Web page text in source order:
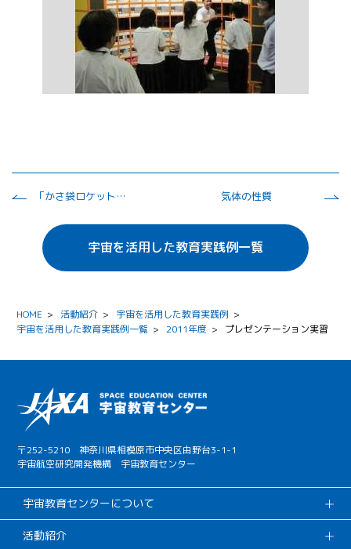
「かさ袋ロケット」を通じてつたえ方を学ぶ 気体の性質
宇宙を活用した教育実践例一覧
HOME > 活動紹介 > 宇宙を活用した教育実践例 >
宇宙を活用した教育実践例一覧 > 2011年度 > プレゼンテーション実習
〒252-5210 神奈川県相模原市中央区由野台3-1-1
宇宙航空研究開発機構 宇宙教育センター
宇宙教育センターについて
活動紹介